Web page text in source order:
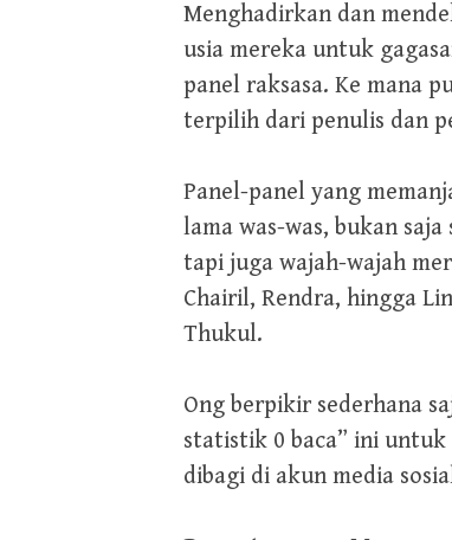
Menghadirkan dan
usia mereka untuk
panel raksasa. Ke mana
terpilih dari penulis dan
Panel-panel yang
lama was-was, bukan
tapi juga wajah-wajah
Chairil, Rendra, hingga
Thukul.
Ong berpikir sederhana
statistik 0 baca” ini
dibagi di akun media